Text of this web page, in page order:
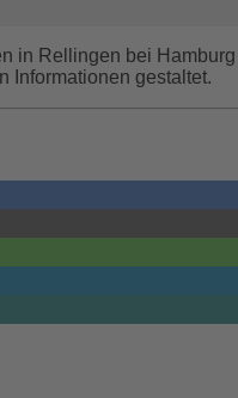
in Rellingen bei
Informationen gestaltet.